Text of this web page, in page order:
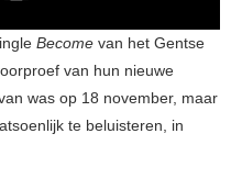
Become van het Gentse
van hun nieuwe
was op 18 november, maar
te beluisteren, in